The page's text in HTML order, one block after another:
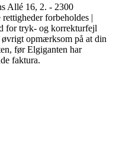
Allé 16, 2. - 2300
forbeholdes |
for tryk- og korrekturfejl
opmærksom på at din
før Elgiganten har
faktura.